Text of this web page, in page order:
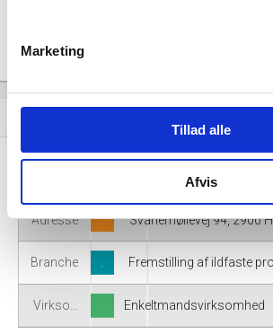
Marketing
Tillad alle
Afvis
Adresse
Branche
Virkso…
Lundby Ler
. Svanemøllevej 94, 2900
. Fremstilling af ildfaste
Enkeltmandsvirksomhed